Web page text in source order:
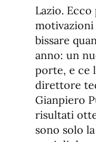
Lazio.
bissare
anno: un
porte, e ce
direttore
Gianpiero
risultati
sono solo